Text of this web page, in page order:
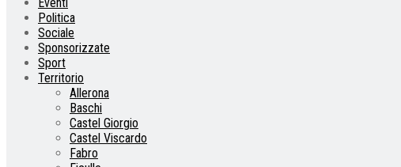
Politica
Sociale
Sponsorizzate
Sport
Territorio
Allerona
Baschi
Castel Giorgio
Castel Viscardo
Fabro